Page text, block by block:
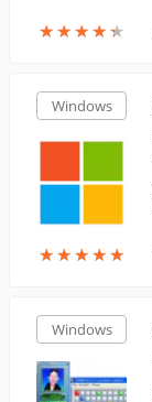
★★★★★
★★★★★
Windows
★★★★★
★★★★★
Windows